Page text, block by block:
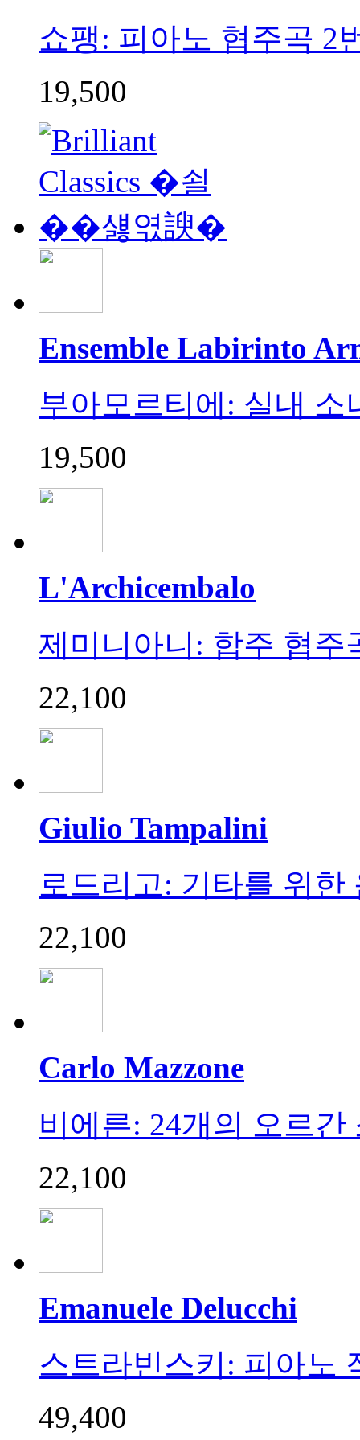
쇼팽: 피아노 협주곡 2
19,500
Ensemble Labirinto
부아모르티에: 실내 소
19,500
L'Archicembalo
제미니아니: 합주 협주
22,100
Giulio Tampalini
로드리고: 기타를 위한
22,100
Carlo Mazzone
비에른: 24개의 오르간
22,100
Emanuele Delucchi
스트라빈스키: 피아노
49,400